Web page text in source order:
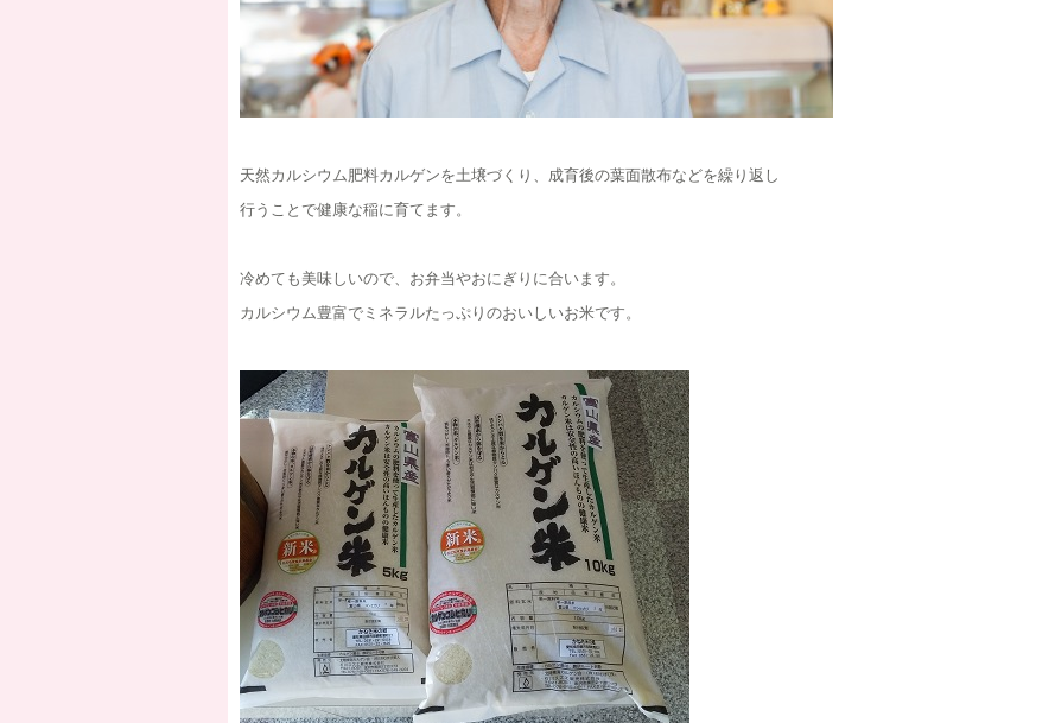
天然カルシウム肥料カルゲンを土壌づくり、成育後の葉面散布などを繰り返し
行うことで健康な稲に育てます。
冷めても美味しいので、お弁当やおにぎりに合います。
カルシウム豊富でミネラルたっぷりのおいしいお米です。